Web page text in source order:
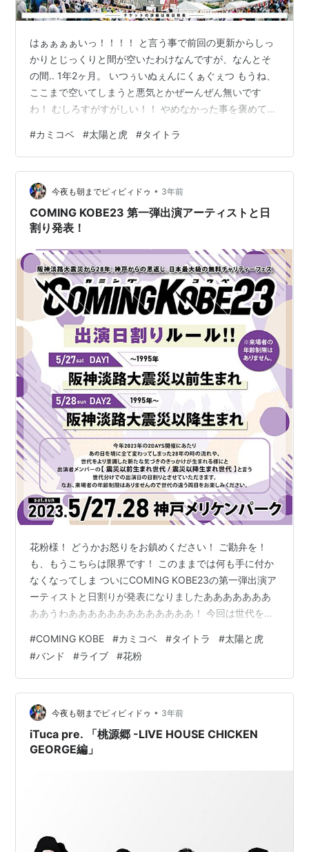
はぁぁぁぁいっ！！！！ と言う事で前回の更新からしっ
かりとじっくりと間が空いたわけなんですが、なんとそ
の間.. 1年2ヶ月。 いつぅいぬぇんにくぁぐぇつ もうね、
ここまで空いてしまうと悪気とかぜーんぜん無いです
わ！ むしろすがすがしい！！ やめなかった事を褒めてあ
ントと呼ばれる類の全ての言葉を受け入れます。 心を入
れ替えて今日から改めて更新していきます！！ (こういう
事をわざわざ声に出していう大人を信用してはならない
と未来ある後世にお伝え願います。やるやつは黙ってや
ってんだよ。と) と言う事で早速ですが.. COMING
KOBE25の開催…
#カミコベ #太陽と虎 #タイトラ
今夜も朝までピィピィドゥ • 3年前
COMING KOBE23 第一弾出演アーティストと日
割り発表！
花粉様！ どうかお怒りをお鎮めください！ ご勘弁を！
も、もうこちらは限界です！ このままでは何も手に付か
なくなってしま ついにCOMING KOBE23の第一弾出演ア
ーティストと日割りが発表になりましたあああああああ
ああうわあああああああああああああ！ 今回は世代を分
さいまし！ 日割りルール 無料で来れるただのラッキーフ
ェスではなくなんでこんな事してるのか少しでも気にな
っていただけたら！ 会場での募金も必ずよろしくお願い
します！ そして来場者の年齢制限はありませんのでそれ
ぞれのカミコベをお楽しみくださいね！ からの今回のカ
ミコベに力を貸して…
#COMING KOBE #カミコベ #タイトラ #太陽と虎
#バンド #ライブ #花粉
今夜も朝までピィピィドゥ • 3年前
iTuca pre. 「桃源郷 -LIVE HOUSE CHICKEN
GEORGE編」